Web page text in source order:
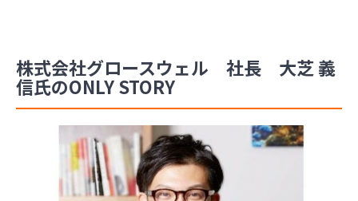
株式会社グロースウェル 社長 大芝 義
信氏のONLY STORY